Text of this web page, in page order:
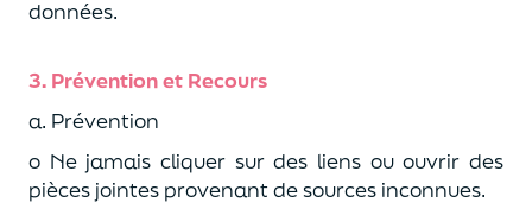
données.
3. Prévention et Recours
a. Prévention
o Ne jamais cliquer sur des liens ou ouvrir des
pièces jointes provenant de sources inconnues.